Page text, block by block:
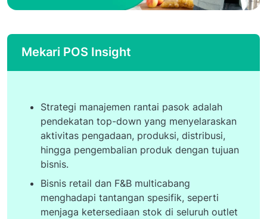
Mekari POS Insight
Strategi manajemen rantai pasok adalah
pendekatan top-down yang menyelaraskan
aktivitas pengadaan, produksi, distribusi,
hingga pengembalian produk dengan tujuan
bisnis.
Bisnis retail dan F&B multicabang
menghadapi tantangan spesifik, seperti
menjaga ketersediaan stok di seluruh outlet